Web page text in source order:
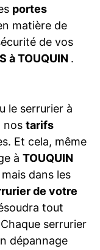
portes
matière de
de vos
à TOUQUIN .
le serrurier à
nos tarifs
Et cela, même
à TOUQUIN
dans les
de votre
tout
serrurier
dépannage